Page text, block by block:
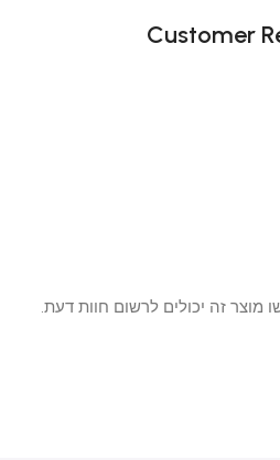
Customer
זה יכולים לרשום חוות דעת.